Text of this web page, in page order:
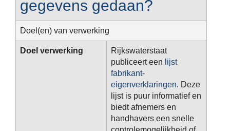
gegevens gedaan?
Doel(en) van verwerking
Doel verwerking
Rijkswaterstaat
publiceert een lijst
fabrikant-
eigenverklaringen. Deze
lijst is puur informatief en
biedt afnemers en
handhavers een snelle